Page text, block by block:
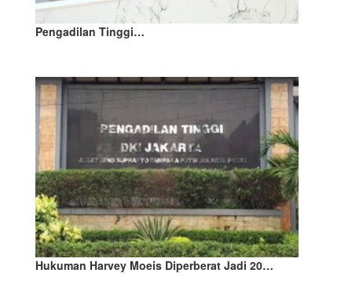
Pengadilan Tinggi…
Hukuman Harvey Moeis Diperberat Jadi 20…